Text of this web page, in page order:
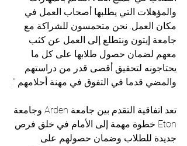
والمؤهلات التي يطلبها أصحاب العمل في
مكان العمل. نحن متحمسون للشراكة مع
جامعة إيتون ونتطلع إلى العمل عن كثب
معهم لضمان حصول طلابها على كل ما
يحتاجونه لتحقيق أقصى قدر من دراستهم
والمضي قدما في التفوق في مهنة أحلامهم ".
تعد اتفاقية التقدم بين جامعة Arden وجامعة
Eton خطوة مهمة إلى الأمام في خلق فرص
جديدة للطلاب وضمان حصولهم على